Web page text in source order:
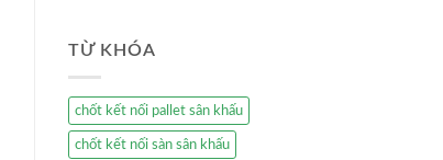
TỪ KHÓA
chốt kết nối pallet sân khấu
chốt kết nối sàn sân khấu